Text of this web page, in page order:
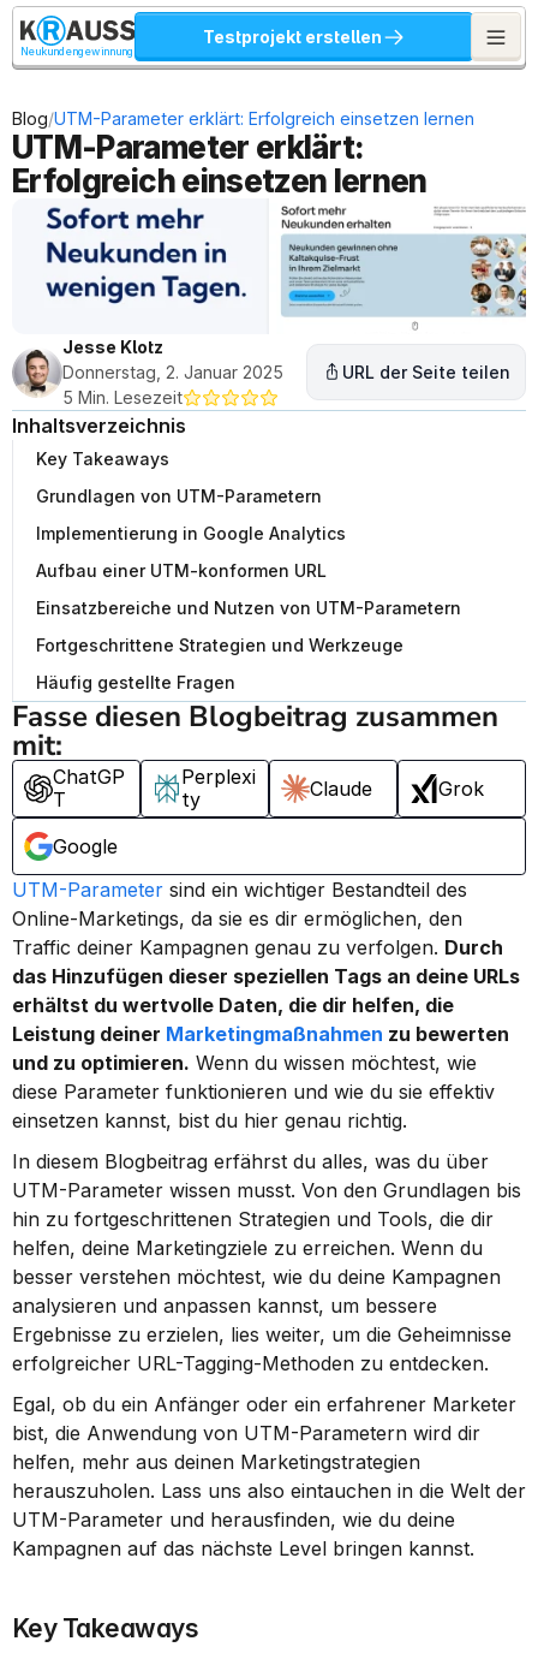
Neukundengewinnung
Testprojekt erstellen
Blog/UTM-Parameter erklärt: Erfolgreich einsetzen lernen
UTM-Parameter erklärt:
Erfolgreich einsetzen lernen
Jesse Klotz
Donnerstag, 2. Januar 2025
5 Min. Lesezeit
URL der Seite teilen
Inhaltsverzeichnis
Key Takeaways
Grundlagen von UTM-Parametern
Implementierung in Google Analytics
Aufbau einer UTM-konformen URL
Einsatzbereiche und Nutzen von UTM-Parametern
Fortgeschrittene Strategien und Werkzeuge
Häufig gestellte Fragen
Fasse diesen Blogbeitrag zusammen
mit:
ChatGP
T
Perplexi
ty
Claude Grok
Google
UTM-Parameter sind ein wichtiger Bestandteil des
Online-Marketings, da sie es dir ermöglichen, den
Traffic deiner Kampagnen genau zu verfolgen. Durch
das Hinzufügen dieser speziellen Tags an deine URLs
erhältst du wertvolle Daten, die dir helfen, die
Leistung deiner Marketingmaßnahmen zu bewerten
und zu optimieren. Wenn du wissen möchtest, wie
diese Parameter funktionieren und wie du sie effektiv
einsetzen kannst, bist du hier genau richtig.
In diesem Blogbeitrag erfährst du alles, was du über
UTM-Parameter wissen musst. Von den Grundlagen bis
hin zu fortgeschrittenen Strategien und Tools, die dir
helfen, deine Marketingziele zu erreichen. Wenn du
besser verstehen möchtest, wie du deine Kampagnen
analysieren und anpassen kannst, um bessere
Ergebnisse zu erzielen, lies weiter, um die Geheimnisse
erfolgreicher URL-Tagging-Methoden zu entdecken.
Egal, ob du ein Anfänger oder ein erfahrener Marketer
bist, die Anwendung von UTM-Parametern wird dir
helfen, mehr aus deinen Marketingstrategien
herauszuholen. Lass uns also eintauchen in die Welt der
UTM-Parameter und herausfinden, wie du deine
Kampagnen auf das nächste Level bringen kannst.
Key Takeaways